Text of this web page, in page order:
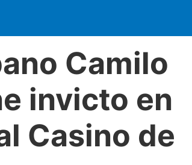
Camilo
invicto en
Casino de